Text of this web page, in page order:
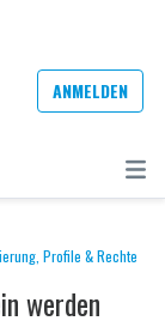
ANMELDEN
Profile & Rechte
werden